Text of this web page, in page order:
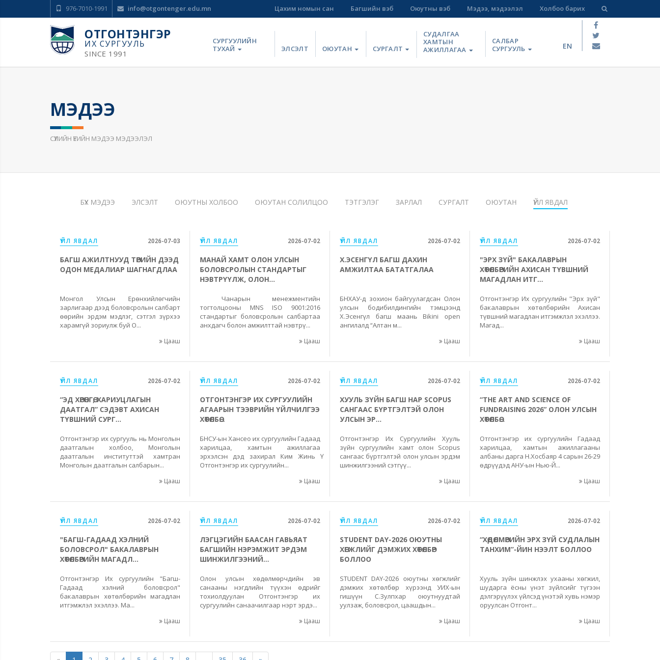
976-7010-1991 info@otgontenger.edu.mn Цахим номын сан Багшийн вэб Оюутны вэб Мэдээ, мэдээлэл Холбоо барих
ОТГОНТЭНГЭР
ИХ СУРГУУЛЬ
SINCE 1991
СУРГУУЛИЙН
ТУХАЙ
ЭЛСЭЛТ ОЮУТАН СУРГАЛТ
СУДАЛГАА
ХАМТЫН
АЖИЛЛАГАА
САЛБАР
СУРГУУЛЬ
EN
МЭДЭЭ
СҮҮЛИЙН ҮЕИЙН МЭДЭЭ МЭДЭЭЛЭЛ
БҮХ МЭДЭЭ ЭЛСЭЛТ ОЮУТНЫ ХОЛБОО ОЮУТАН СОЛИЛЦОО ТЭТГЭЛЭГ ЗАРЛАЛ СУРГАЛТ ОЮУТАН ҮЙЛ ЯВДАЛ
ҮЙЛ ЯВДАЛ 2026-07-03
БАГШ АЖИЛТНУУД ТӨРИЙН ДЭЭД
ОДОН МЕДАЛИАР ШАГНАГДЛАА
Монгол Улсын Ерөнхийлөгчийн
зарлигаар дээд боловсролын салбарт
өөрийн эрдэм мэдлэг, сэтгэл зүрхээ
харамгүй зориулж буй О...
Цааш
ҮЙЛ ЯВДАЛ 2026-07-02
МАНАЙ ХАМТ ОЛОН УЛСЫН
БОЛОВСРОЛЫН СТАНДАРТЫГ
НЭВТРҮҮЛЖ, ОЛОН...
Чанарын менежментийн
тогтолцооны MNS ISO 9001:2016
стандартыг боловсролын салбартаа
анхдагч болон амжилттай нэвтрү...
Цааш
ҮЙЛ ЯВДАЛ 2026-07-02
Х.ЭСЕНГҮЛ БАГШ ДАХИН
АМЖИЛТАА БАТАТГАЛАА
БНХАУ-д зохион байгуулагдсан Олон
улсын бодибилдингийн тэмцээнд
Х.Эсенгүл багш маань Bikini open
ангилалд “Алтан м...
Цааш
ҮЙЛ ЯВДАЛ 2026-07-02
"ЭРХ ЗҮЙ" БАКАЛАВРЫН
ХӨТӨЛБӨРИЙН АХИСАН ТҮВШНИЙ
МАГАДЛАН ИТГ...
Отгонтэнгэр Их сургуулийн "Эрх зүй"
бакалаврын хөтөлбөрийн Ахисан
түвшний магадлан итгэмжлэл эхэллээ.
Магад...
Цааш
ҮЙЛ ЯВДАЛ 2026-07-02
“ЭД ХӨРӨНГӨ, ХАРИУЦЛАГЫН
ДААТГАЛ” СЭДЭВТ АХИСАН
ТҮВШНИЙ СУРГ...
Отгонтэнгэр их сургууль нь Монголын
даатгалын холбоо, Монголын
даатгалын институттэй хамтран
Монголын даатгалын салбарын...
Цааш
ҮЙЛ ЯВДАЛ 2026-07-02
ОТГОНТЭНГЭР ИХ СУРГУУЛИЙН
АГААРЫН ТЭЭВРИЙН ҮЙЛЧИЛГЭЭ
ХӨТӨЛБӨ...
БНСУ-ын Хансео их сургуулийн Гадаад
харилцаа, хамтын ажиллагаа
эрхэлсэн дэд захирал Ким Жинь Ү
Отгонтэнгэр их сургуулийн...
Цааш
ҮЙЛ ЯВДАЛ 2026-07-02
ХУУЛЬ ЗҮЙН БАГШ НАР SCOPUS
САНГААС БҮРТГЭЛТЭЙ ОЛОН
УЛСЫН ЭР...
Отгонтэнгэр Их Сургуулийн Хууль
зүйн сургуулийн хамт олон Scopus
сангаас бүртгэлтэй олон улсын эрдэм
шинжилгээний сэтгүү...
Цааш
ҮЙЛ ЯВДАЛ 2026-07-02
“THE ART AND SCIENCE OF
FUNDRAISING 2026” ОЛОН УЛСЫН
ХӨТӨЛБӨ...
Отгонтэнгэр их сургуулийн Гадаад
харилцаа, хамтын ажиллагааны
албаны дарга Н.Хосбаяр 4 сарын 26-29
өдрүүдэд АНУ-ын Нью-Й...
Цааш
ҮЙЛ ЯВДАЛ 2026-07-02
"БАГШ-ГАДААД ХЭЛНИЙ
БОЛОВСРОЛ" БАКАЛАВРЫН
ХӨТӨЛБӨРИЙН МАГАДЛ...
Отгонтэнгэр Их сургуулийн "Багш-
Гадаад хэлний боловсрол"
бакалаврын хөтөлбөрийн магадлан
итгэмжлэл эхэллээ. Ма...
Цааш
ҮЙЛ ЯВДАЛ 2026-07-02
ЛЭГЦЭГИЙН БААСАН ГАВЬЯАТ
БАГШИЙН НЭРЭМЖИТ ЭРДЭМ
ШИНЖИЛГЭЭНИЙ...
Олон улсын хөдөлмөрчдийн эв
санааны нэгдлийн түүхэн өдрийг
тохиолдуулан Отгонтэнгэр их
сургуулийн санаачилгаар нэрт эрдэ...
Цааш
ҮЙЛ ЯВДАЛ 2026-07-02
STUDENT DAY-2026 ОЮУТНЫ
ХӨГЖЛИЙГ ДЭМЖИХ ХӨТӨЛБӨР
БОЛЛОО
STUDENT DAY-2026 оюутны хөгжлийг
дэмжих хөтөлбөр хүрээнд УИХ-ын
гишүүн С.Зулпхар оюутнуудтай
уулзаж, боловсрол, цаашдын...
Цааш
ҮЙЛ ЯВДАЛ 2026-07-02
“ХӨДӨЛМӨРИЙН ЭРХ ЗҮЙ СУДЛАЛЫН
ТАНХИМ”-ЙИН НЭЭЛТ БОЛЛОО
Хууль зүйн шинжлэх ухааны хөгжил,
шударга ёсны үнэт зүйлсийг түгээн
дэлгэрүүлэх үйлсэд үнэтэй хувь нэмэр
оруулсан Отгонт...
Цааш